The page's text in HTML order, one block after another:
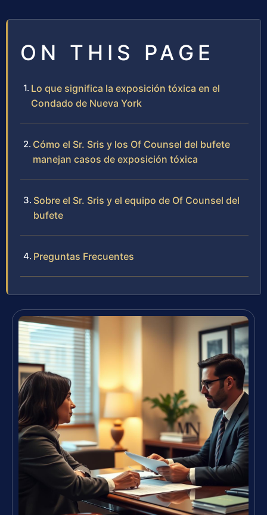
ON THIS PAGE
Lo que significa la exposición tóxica en el
Condado de Nueva York
Cómo el Sr. Sris y los Of Counsel del bufete
manejan casos de exposición tóxica
Sobre el Sr. Sris y el equipo de Of Counsel del
bufete
Preguntas Frecuentes